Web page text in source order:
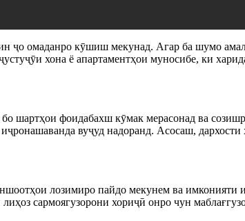
ҷо омаданро кӯшиш мекунад. Агар ба шумо
хона ё апартаментҳои муносибе, ки
бо шартҳои фоидабахш кӯмак мерасонад ва
вуҷуд надоранд. Асосаш, дархости
лозимиро пайдо мекунем ва имконияти
сармоягузорони хориҷӣ онро чун